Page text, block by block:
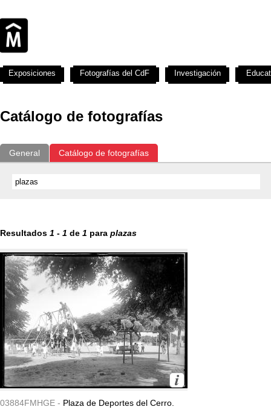
Catálogo de fotografías
General Catálogo de fotografías
Resultados 1 - 1 de 1 para plazas
03884FMHGE - Plaza de Deportes del Cerro.
Exposiciones Fotografías del CdF Investigación